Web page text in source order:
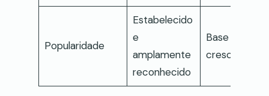
Popularidade
Estabelecido
e
amplamente
reconhecido
Base de
crescente